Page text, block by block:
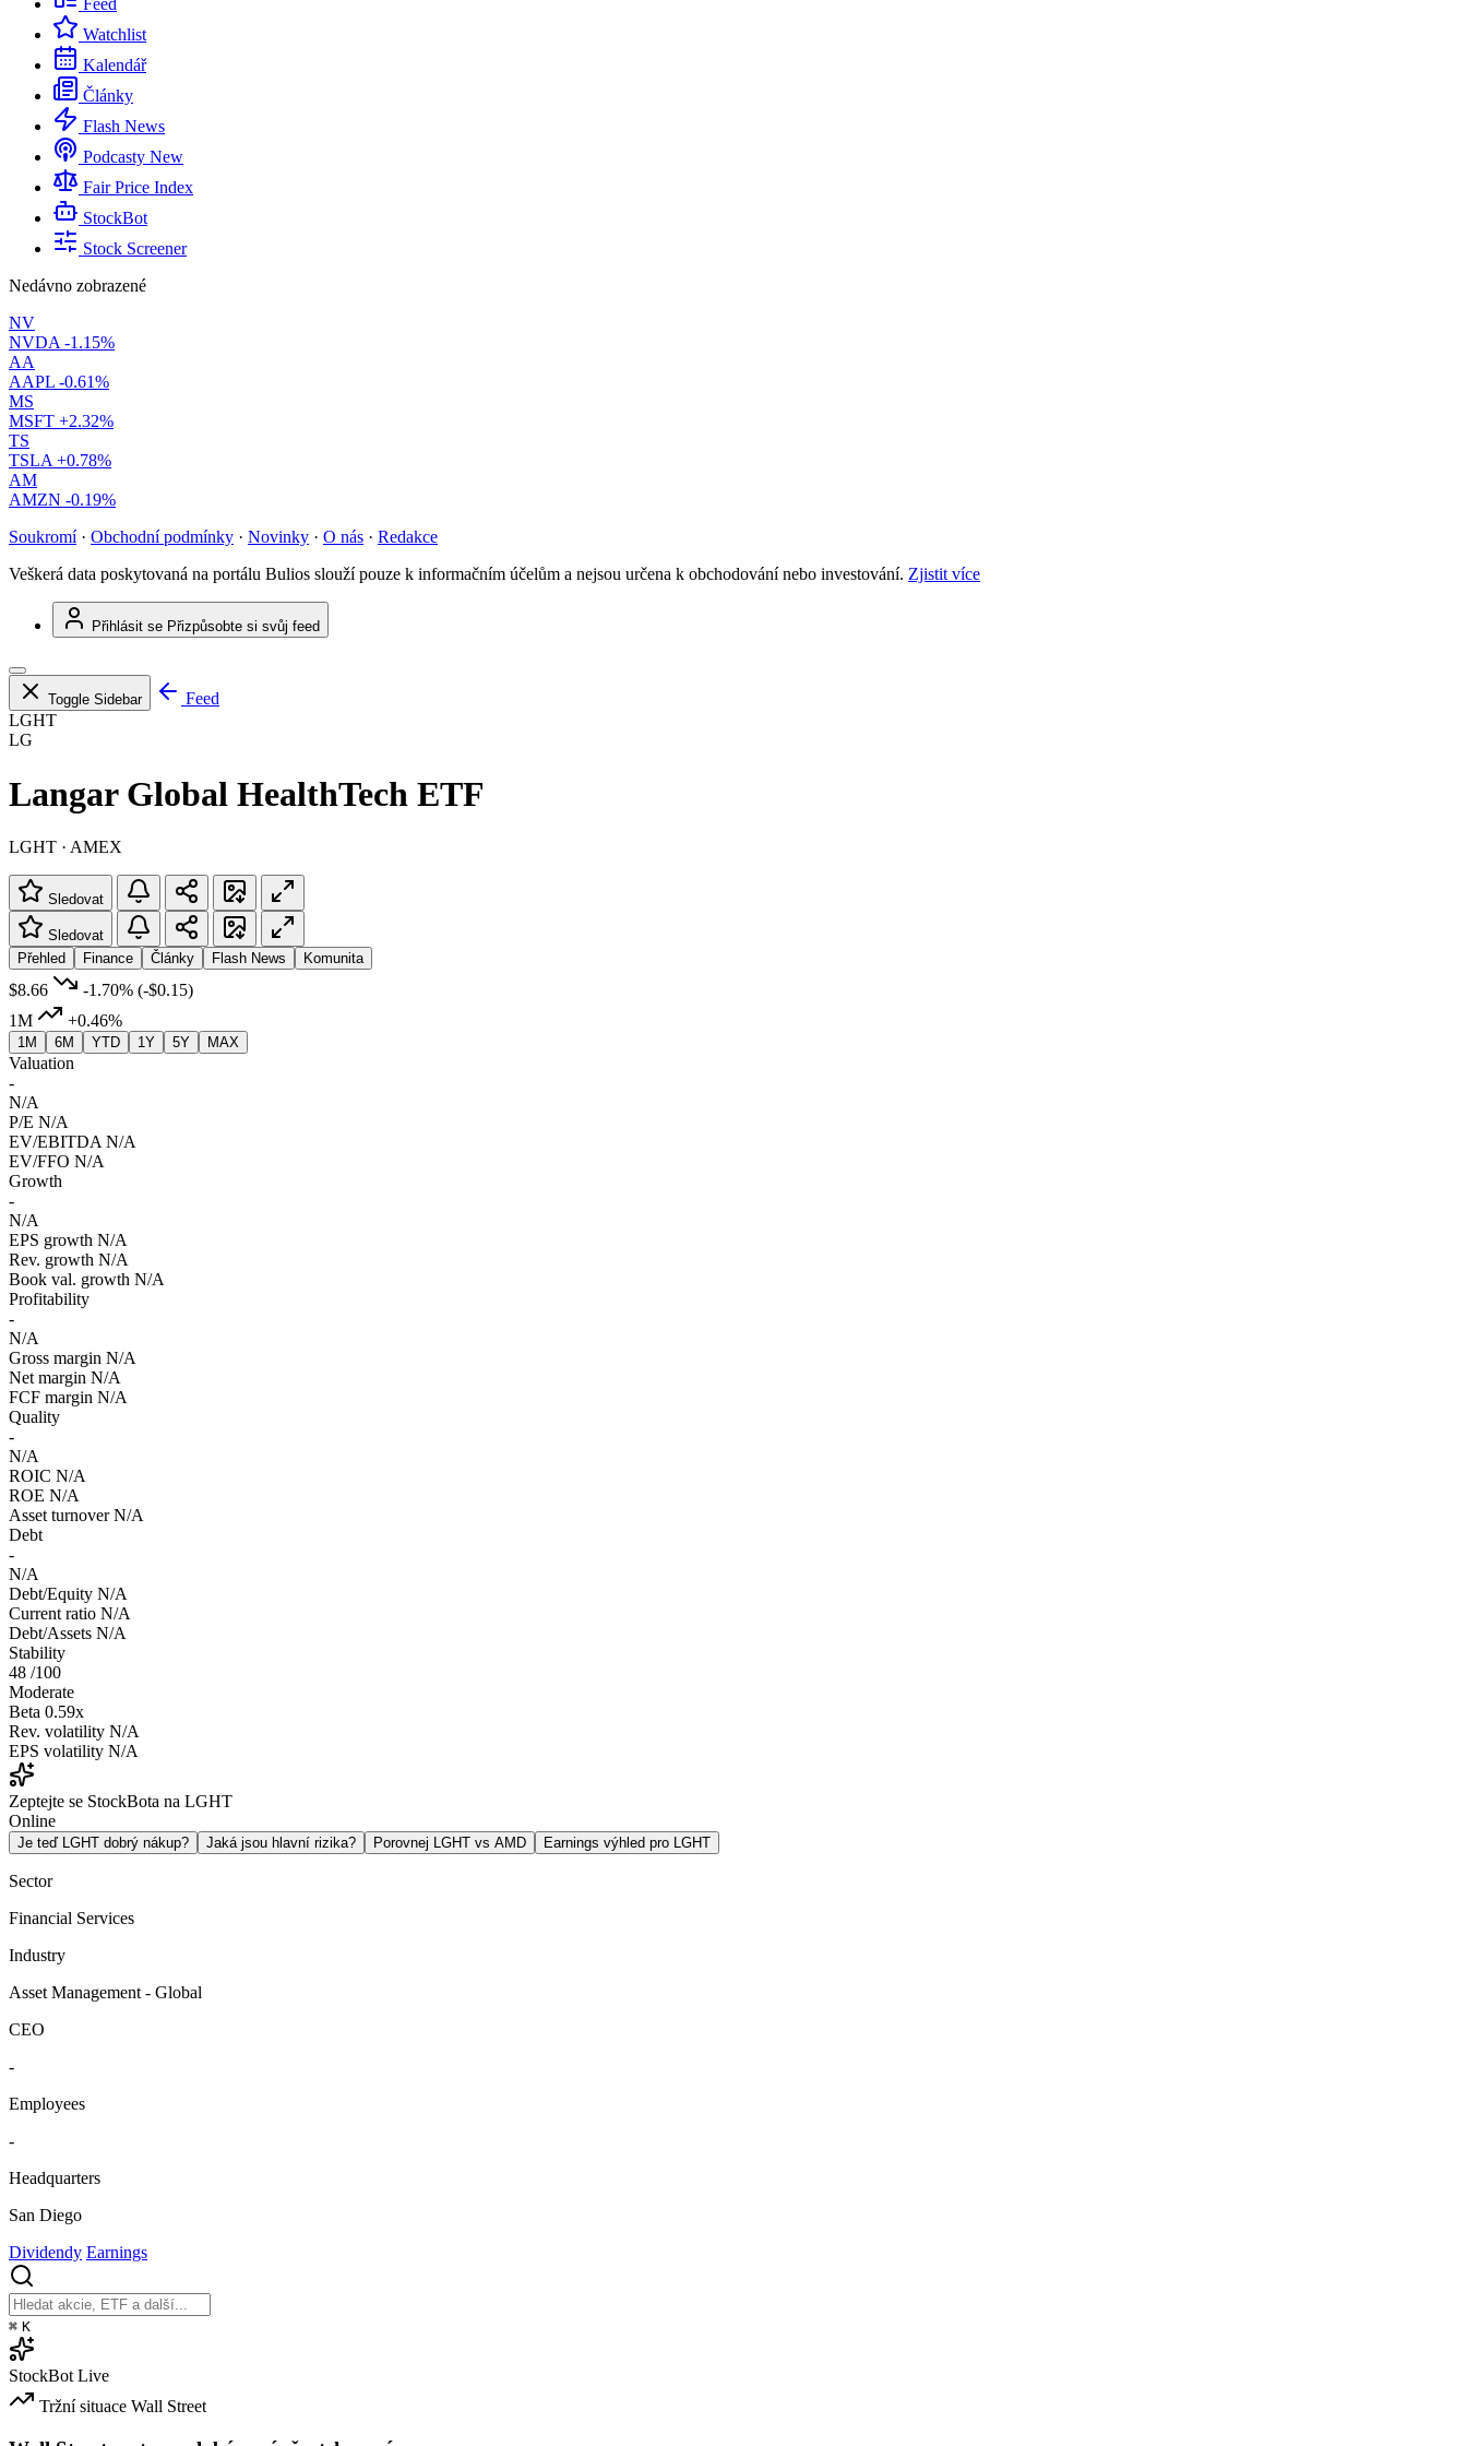
Feed
Watchlist
Kalendář
Články
Flash News
Podcasty New
Fair Price Index
StockBot
Stock Screener
Nedávno zobrazené
NV
NVDA -1.15%
AA
AAPL -0.61%
MS
MSFT +2.32%
TS
TSLA +0.78%
AM
AMZN -0.19%
Soukromí · Obchodní podmínky · Novinky · O nás · Redakce
Veškerá data poskytovaná na portálu Bulios slouží pouze k informačním účelům a nejsou určena k obchodování nebo investování. Zjistit více
Přihlásit se Přizpůsobte si svůj feed
Toggle Sidebar
Feed
LGHT
LG
Langar Global HealthTech ETF
LGHT · AMEX
Sledovat
Sledovat
Přehled
Finance Články Flash News Komunita
$8.66 -1.70% (-$0.15)
1M
+0.46%
1M 6M YTD 1Y 5Y MAX
Valuation
-
N/A
P/E N/A
EV/EBITDA N/A
EV/FFO N/A
Growth
-
N/A
EPS growth N/A
Rev. growth N/A
Book val. growth N/A
Profitability
-
N/A
Gross margin N/A
Net margin N/A
FCF margin N/A
Quality
-
N/A
ROIC N/A
ROE N/A
Asset turnover N/A
Debt
-
N/A
Debt/Equity N/A
Current ratio N/A
Debt/Assets N/A
Stability
48 /100
Moderate
Beta 0.59x
Rev. volatility N/A
EPS volatility N/A
Zeptejte se StockBota na LGHT
Online
Je teď LGHT dobrý nákup? Jaká jsou hlavní rizika? Porovnej LGHT vs AMD Earnings výhled pro LGHT
Sector
Financial Services
Industry
Asset Management - Global
CEO
-
Employees
-
Headquarters
San Diego
Dividendy Earnings
⌘ K
StockBot Live
Tržní situace Wall Street